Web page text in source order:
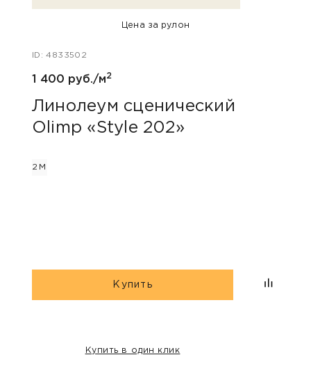
Цена за рулон
ID: 4833502
1 400 руб./м2
Линолеум сценический
Olimp «Style 202»
2М
Купить
Купить в один клик